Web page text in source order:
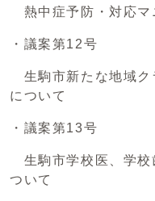
熱中症予防・対応マ
・議案第12号
生駒市新たな地域ク
について
・議案第13号
生駒市学校医、学校
ついて